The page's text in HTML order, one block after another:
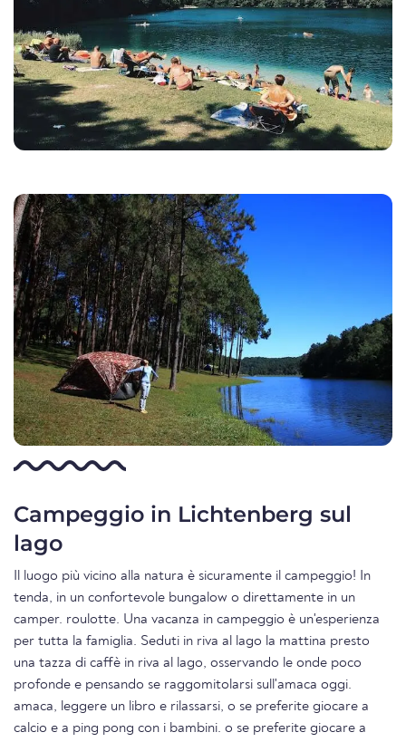
Campeggio in Lichtenberg sul
lago
Il luogo più vicino alla natura è sicuramente il campeggio! In
tenda, in un confortevole bungalow o direttamente in un
camper. roulotte. Una vacanza in campeggio è un'esperienza
per tutta la famiglia. Seduti in riva al lago la mattina presto
una tazza di caffè in riva al lago, osservando le onde poco
profonde e pensando se raggomitolarsi sull'amaca oggi.
amaca, leggere un libro e rilassarsi, o se preferite giocare a
calcio e a ping pong con i bambini. o se preferite giocare a